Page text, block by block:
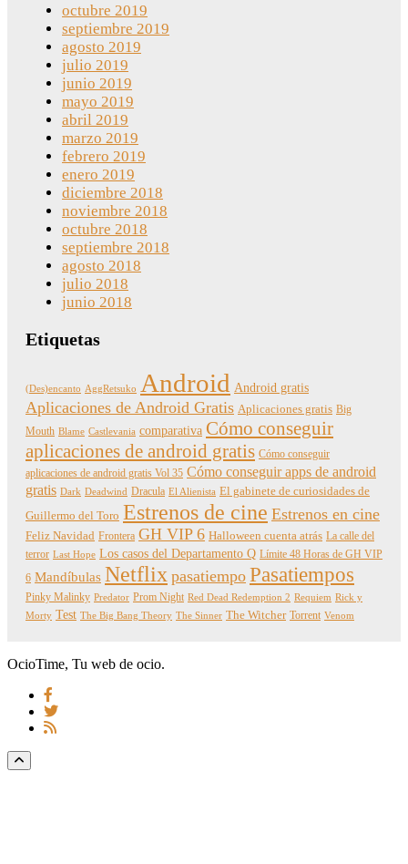
octubre 2019
septiembre 2019
agosto 2019
julio 2019
junio 2019
mayo 2019
abril 2019
marzo 2019
febrero 2019
enero 2019
diciembre 2018
noviembre 2018
octubre 2018
septiembre 2018
agosto 2018
julio 2018
junio 2018
Etiquetas
(Des)encanto AggRetsuko Android Android gratis
Aplicaciones de Android Gratis Aplicaciones gratis Big
Mouth Blame Castlevania comparativa Cómo conseguir
aplicaciones de android gratis Cómo conseguir
aplicaciones de android gratis Vol 35 Cómo conseguir apps de android
gratis Dark Deadwind Dracula El Alienista El gabinete de curiosidades de
Guillermo del Toro Estrenos de cine Estrenos en cine
Feliz Navidad Frontera GH VIP 6 Halloween cuenta atrás La calle del
terror Last Hope Los casos del Departamento Q Límite 48 Horas de GH VIP
6 Mandíbulas Netflix pasatiempo Pasatiempos
Pinky Malinky Predator Prom Night Red Dead Redemption 2 Requiem Rick y
Morty Test The Big Bang Theory The Sinner The Witcher Torrent Venom
OcioTime, Tu web de ocio.